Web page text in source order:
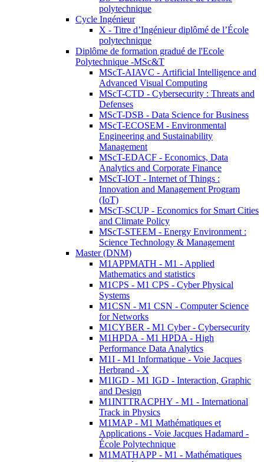
polytechnique
Cycle Ingénieur
X - Titre d’Ingénieur diplômé de l’École
polytechnique
Diplôme de formation gradué de l'Ecole
Polytechnique -MSc&T
MScT-AIAVC - Artificial Intelligence and
Advanced Visual Computing
MScT-CTD - Cybersecurity : Threats and
Defenses
MScT-DSB - Data Science for Business
MScT-ECOSEM - Environmental
Engineering and Sustainability
Management
MScT-EDACF - Economics, Data
Analytics and Corporate Finance
MScT-IOT - Internet of Things :
Innovation and Management Program
(IoT)
MScT-SCUP - Economics for Smart Cities
and Climate Policy
MScT-STEEM - Energy Environment :
Science Technology & Management
Master (DNM)
M1APPMATH - M1 - Applied
Mathematics and statistics
M1CPS - M1 CPS - Cyber Physical
Systems
M1CSN - M1 CSN - Computer Science
for Networks
M1CYBER - M1 Cyber - Cybersecurity
M1HPDA - M1 HPDA - High
Performance Data Analytics
M1I - M1 Informatique - Voie Jacques
Herbrand - X
M1IGD - M1 IGD - Interaction, Graphic
and Design
M1INTTRACPHY - M1 - International
Track in Physics
M1MAP - M1 Mathématiques et
Applications - Voie Jacques Hadamard -
École Polytechnique
M1MATHAPP - M1 - Mathématiques